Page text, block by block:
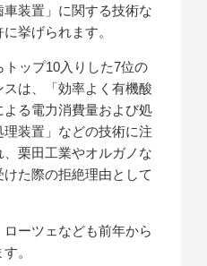
装置」に関する技術な
挙げられます。
ップ10入りした7位の
は、「効率よく有機酸
る電力消費量および処
装置」などの技術に注
栗田工業やオルガノな
た際の拒絶理由として
ーツェなども前年から
。